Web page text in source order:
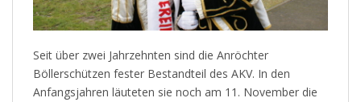
Seit über zwei Jahrzehnten sind die Anröchter
Böllerschützen fester Bestandteil des AKV. In den
Anfangsjahren läuteten sie noch am 11. November die